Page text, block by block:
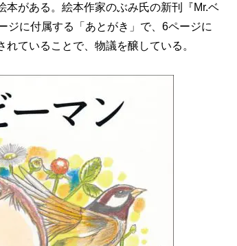
がある。絵本作家のぶみ氏の新刊『Mr.ベ
ジに付属する「あとがき」で、6ページに
ていることで、物議を醸している。